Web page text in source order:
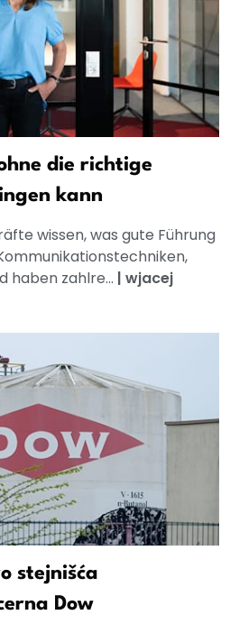
die richtige
kann
wissen, was gute Führung
haben zahlre... | wjacej
stejnišća
Dow